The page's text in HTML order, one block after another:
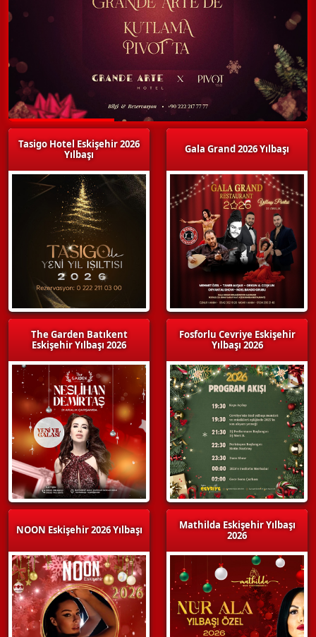
Tasigo Hotel Eskişehir 2026
Yılbaşı
The Garden Batıkent
Eskişehir Yılbaşı 2026
NOON Eskişehir 2026 Yılbaşı
Gala Grand 2026 Yılbaşı
Fosforlu Cevriye Eskişehir
Yılbaşı 2026
Mathilda Eskişehir Yılbaşı
2026